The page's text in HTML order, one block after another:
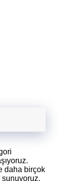
daha birçok